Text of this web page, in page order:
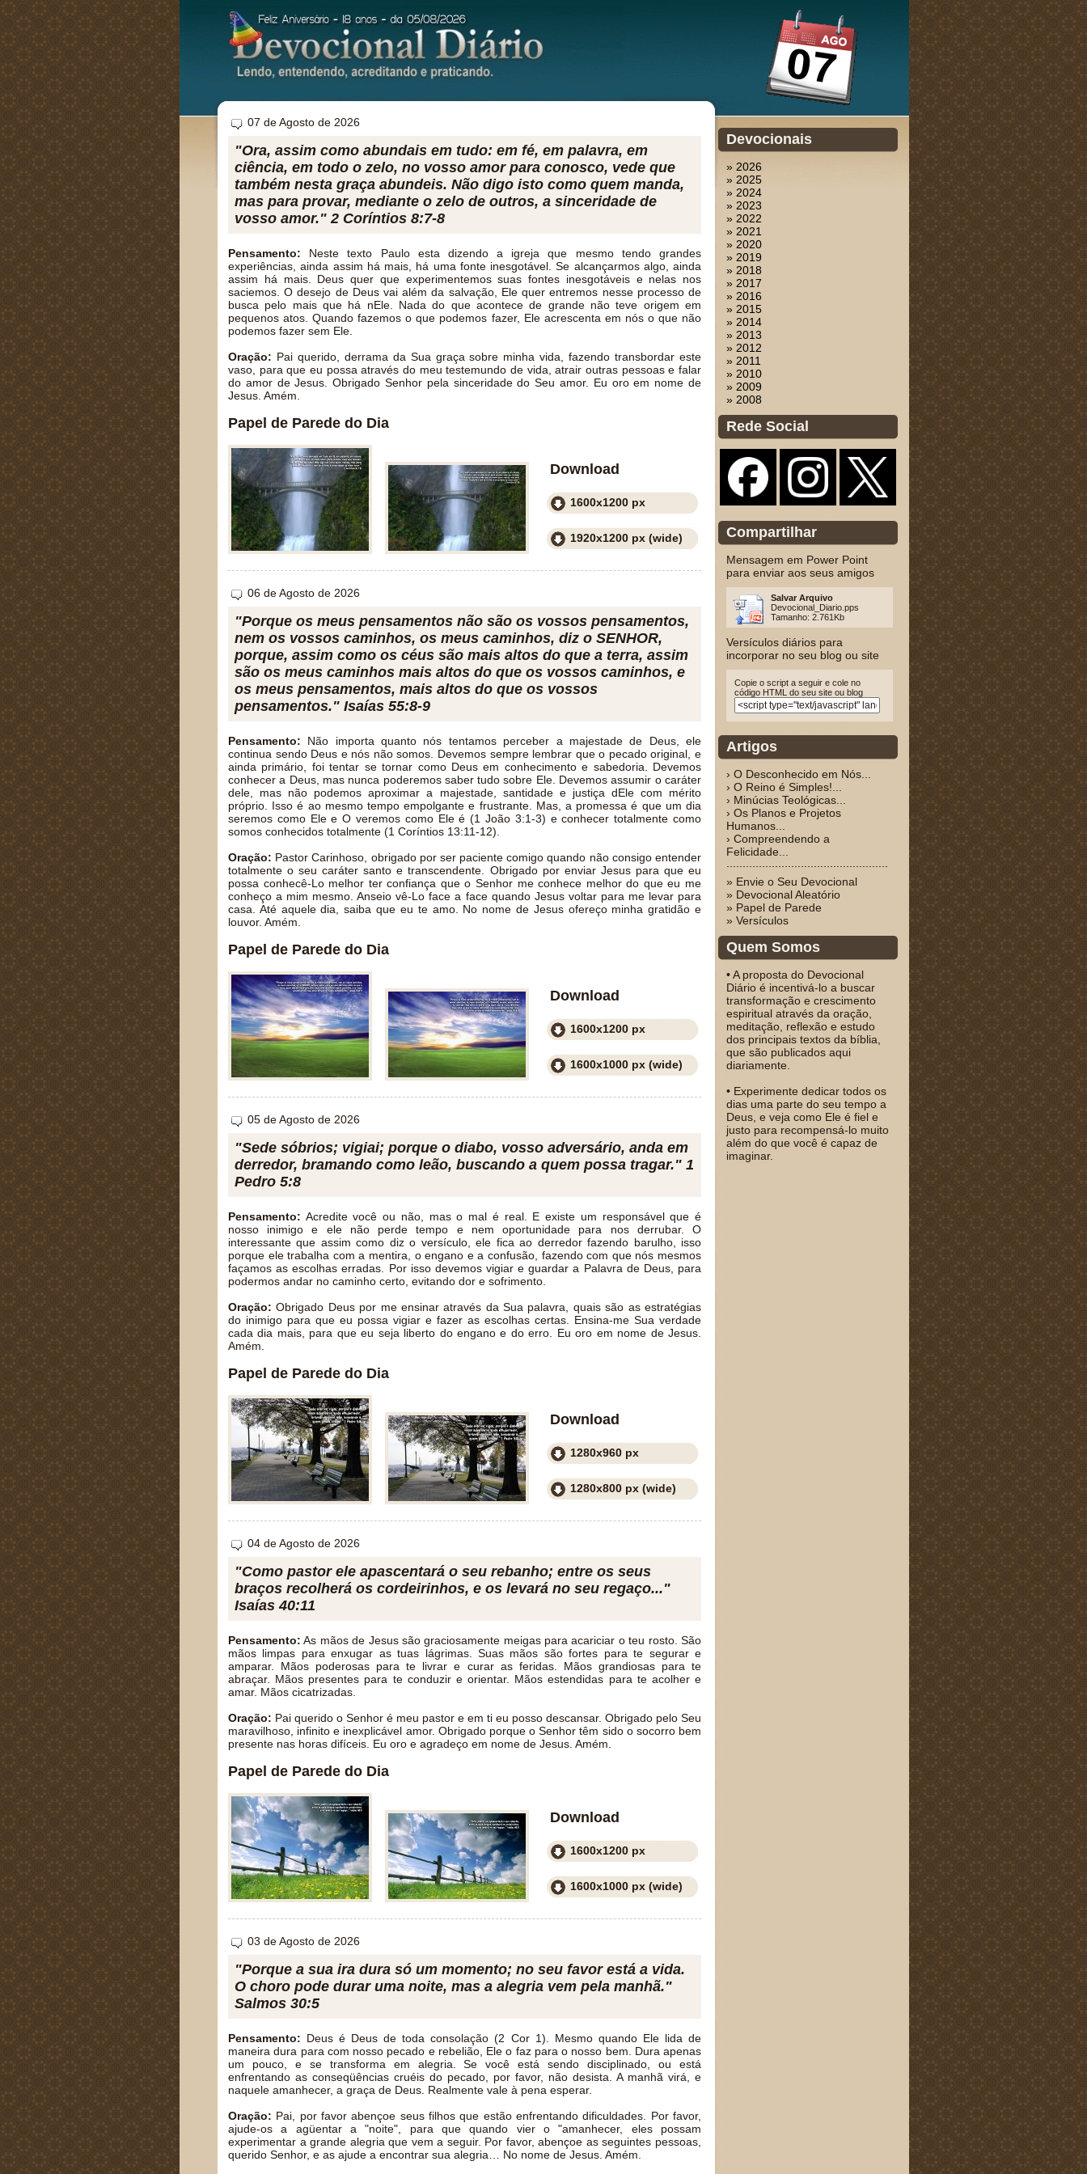
07 de Agosto de 2026
"Ora, assim como abundais em tudo: em fé, em palavra, em
ciência, em todo o zelo, no vosso amor para conosco, vede que
também nesta graça abundeis. Não digo isto como quem manda,
mas para provar, mediante o zelo de outros, a sinceridade de
vosso amor." 2 Coríntios 8:7-8
Pensamento: Neste texto Paulo esta dizendo a igreja que mesmo tendo grandes
experiências, ainda assim há mais, há uma fonte inesgotável. Se alcançarmos algo, ainda
assim há mais. Deus quer que experimentemos suas fontes inesgotáveis e nelas nos
saciemos. O desejo de Deus vai além da salvação, Ele quer entremos nesse processo de
busca pelo mais que há nEle. Nada do que acontece de grande não teve origem em
pequenos atos. Quando fazemos o que podemos fazer, Ele acrescenta em nós o que não
podemos fazer sem Ele.
Oração: Pai querido, derrama da Sua graça sobre minha vida, fazendo transbordar este
vaso, para que eu possa através do meu testemundo de vida, atrair outras pessoas e falar
do amor de Jesus. Obrigado Senhor pela sinceridade do Seu amor. Eu oro em nome de
Jesus. Amém.
Papel de Parede do Dia
Download
1600x1200 px
1920x1200 px (wide)
06 de Agosto de 2026
"Porque os meus pensamentos não são os vossos pensamentos,
nem os vossos caminhos, os meus caminhos, diz o SENHOR,
porque, assim como os céus são mais altos do que a terra, assim
são os meus caminhos mais altos do que os vossos caminhos, e
os meus pensamentos, mais altos do que os vossos
pensamentos." Isaías 55:8-9
Pensamento: Não importa quanto nós tentamos perceber a majestade de Deus, ele
continua sendo Deus e nós não somos. Devemos sempre lembrar que o pecado original, e
ainda primário, foi tentar se tornar como Deus em conhecimento e sabedoria. Devemos
conhecer a Deus, mas nunca poderemos saber tudo sobre Ele. Devemos assumir o caráter
dele, mas não podemos aproximar a majestade, santidade e justiça dEle com mérito
próprio. Isso é ao mesmo tempo empolgante e frustrante. Mas, a promessa é que um dia
seremos como Ele e O veremos como Ele é (1 João 3:1-3) e conhecer totalmente como
somos conhecidos totalmente (1 Coríntios 13:11-12).
Oração: Pastor Carinhoso, obrigado por ser paciente comigo quando não consigo entender
totalmente o seu caráter santo e transcendente. Obrigado por enviar Jesus para que eu
possa conhecê-Lo melhor ter confiança que o Senhor me conhece melhor do que eu me
conheço a mim mesmo. Anseio vê-Lo face a face quando Jesus voltar para me levar para
casa. Até aquele dia, saiba que eu te amo. No nome de Jesus ofereço minha gratidão e
louvor. Amém.
Papel de Parede do Dia
Download
1600x1200 px
1600x1000 px (wide)
05 de Agosto de 2026
"Sede sóbrios; vigiai; porque o diabo, vosso adversário, anda em
derredor, bramando como leão, buscando a quem possa tragar." 1
Pedro 5:8
Pensamento: Acredite você ou não, mas o mal é real. E existe um responsável que é
nosso inimigo e ele não perde tempo e nem oportunidade para nos derrubar. O
interessante que assim como diz o versículo, ele fica ao derredor fazendo barulho, isso
porque ele trabalha com a mentira, o engano e a confusão, fazendo com que nós mesmos
façamos as escolhas erradas. Por isso devemos vigiar e guardar a Palavra de Deus, para
podermos andar no caminho certo, evitando dor e sofrimento.
Oração: Obrigado Deus por me ensinar através da Sua palavra, quais são as estratégias
do inimigo para que eu possa vigiar e fazer as escolhas certas. Ensina-me Sua verdade
cada dia mais, para que eu seja liberto do engano e do erro. Eu oro em nome de Jesus.
Amém.
Papel de Parede do Dia
Download
1280x960 px
1280x800 px (wide)
04 de Agosto de 2026
"Como pastor ele apascentará o seu rebanho; entre os seus
braços recolherá os cordeirinhos, e os levará no seu regaço..."
Isaías 40:11
Pensamento: As mãos de Jesus são graciosamente meigas para acariciar o teu rosto. São
mãos limpas para enxugar as tuas lágrimas. Suas mãos são fortes para te segurar e
amparar. Mãos poderosas para te livrar e curar as feridas. Mãos grandiosas para te
abraçar. Mãos presentes para te conduzir e orientar. Mãos estendidas para te acolher e
amar. Mãos cicatrizadas.
Oração: Pai querido o Senhor é meu pastor e em ti eu posso descansar. Obrigado pelo Seu
maravilhoso, infinito e inexplicável amor. Obrigado porque o Senhor têm sido o socorro bem
presente nas horas difíceis. Eu oro e agradeço em nome de Jesus. Amém.
Papel de Parede do Dia
Download
1600x1200 px
1600x1000 px (wide)
03 de Agosto de 2026
"Porque a sua ira dura só um momento; no seu favor está a vida.
O choro pode durar uma noite, mas a alegria vem pela manhã."
Salmos 30:5
Pensamento: Deus é Deus de toda consolação (2 Cor 1). Mesmo quando Ele lida de
maneira dura para com nosso pecado e rebelião, Ele o faz para o nosso bem. Dura apenas
um pouco, e se transforma em alegria. Se você está sendo disciplinado, ou está
enfrentando as conseqüências cruéis do pecado, por favor, não desista. A manhã virá, e
naquele amanhecer, a graça de Deus. Realmente vale à pena esperar.
Oração: Pai, por favor abençoe seus filhos que estão enfrentando dificuldades. Por favor,
ajude-os a agüentar a "noite", para que quando vier o "amanhecer, eles possam
experimentar a grande alegria que vem a seguir. Por favor, abençoe as seguintes pessoas,
querido Senhor, e as ajude a encontrar sua alegria… No nome de Jesus. Amém.
Devocionais
» 2026
» 2025
» 2024
» 2023
» 2022
» 2021
» 2020
» 2019
» 2018
» 2017
» 2016
» 2015
» 2014
» 2013
» 2012
» 2011
» 2010
» 2009
» 2008
Rede Social
Compartilhar
Mensagem em Power Point
para enviar aos seus amigos
Salvar Arquivo
Devocional_Diario.pps
Tamanho: 2.761Kb
Versículos diários para
incorporar no seu blog ou site
Copie o script a seguir e cole no
código HTML do seu site ou blog
Artigos
› O Desconhecido em Nós...
› O Reino é Simples!...
› Minúcias Teológicas...
› Os Planos e Projetos
Humanos...
› Compreendendo a
Felicidade...
» Envie o Seu Devocional
» Devocional Aleatório
» Papel de Parede
» Versículos
Quem Somos
• A proposta do Devocional
Diário é incentivá-lo a buscar
transformação e crescimento
espiritual através da oração,
meditação, reflexão e estudo
dos principais textos da bíblia,
que são publicados aqui
diariamente.
• Experimente dedicar todos os
dias uma parte do seu tempo a
Deus, e veja como Ele é fiel e
justo para recompensá-lo muito
além do que você é capaz de
imaginar.